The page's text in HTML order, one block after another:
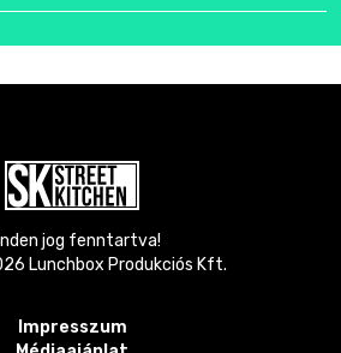
jog fenntartva!
Lunchbox Produkciós Kft.
Impresszum